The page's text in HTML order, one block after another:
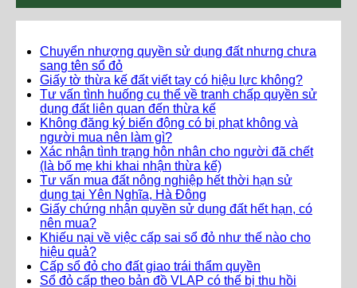
Chuyển nhượng quyền sử dụng đất nhưng chưa
sang tên sổ đỏ
Giấy tờ thừa kế đất viết tay có hiệu lực không?
Tư vấn tình huống cụ thể về tranh chấp quyền sử
dụng đất liên quan đến thừa kế
Không đăng ký biến động có bị phạt không và
người mua nên làm gì?
Xác nhận tình trạng hôn nhân cho người đã chết
(là bố mẹ khi khai nhận thừa kế)
Tư vấn mua đất nông nghiệp hết thời hạn sử
dụng tại Yên Nghĩa, Hà Đông
Giấy chứng nhận quyền sử dụng đất hết hạn, có
nên mua?
Khiếu nại về việc cấp sai sổ đỏ như thế nào cho
hiệu quả?
Cấp sổ đỏ cho đất giao trái thẩm quyền
Sổ đỏ cấp theo bản đồ VLAP có thể bị thu hồi